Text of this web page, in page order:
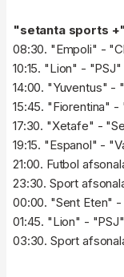
"setanta sports
08:30. "Empoli" -
10:15. "Lion" - "PSJ"
14:00. "Yuventus" -
15:45. "Fiorentina" -
17:30. "Xetafe" -
19:15. "Espanol" -
21:00. Futbol
23:30. Sport
00:00. "Sent Eten"
01:45. "Lion" - "PSJ"
03:30. Sport